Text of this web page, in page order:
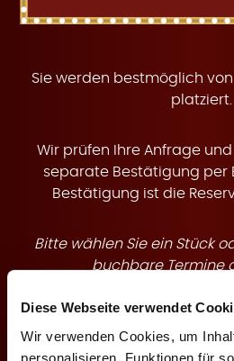
Diese Webseite verwendet
Wir verwenden Cookies, um
personalisieren, Funktionen für
r
e
Sie werden bestmöglich
platziert.
Wir prüfen Ihre Anfrage
separate Bestätigung per
Bestätigung ist die
Bitte wählen Sie ein Stück
buchbare Termine
Theaterstück